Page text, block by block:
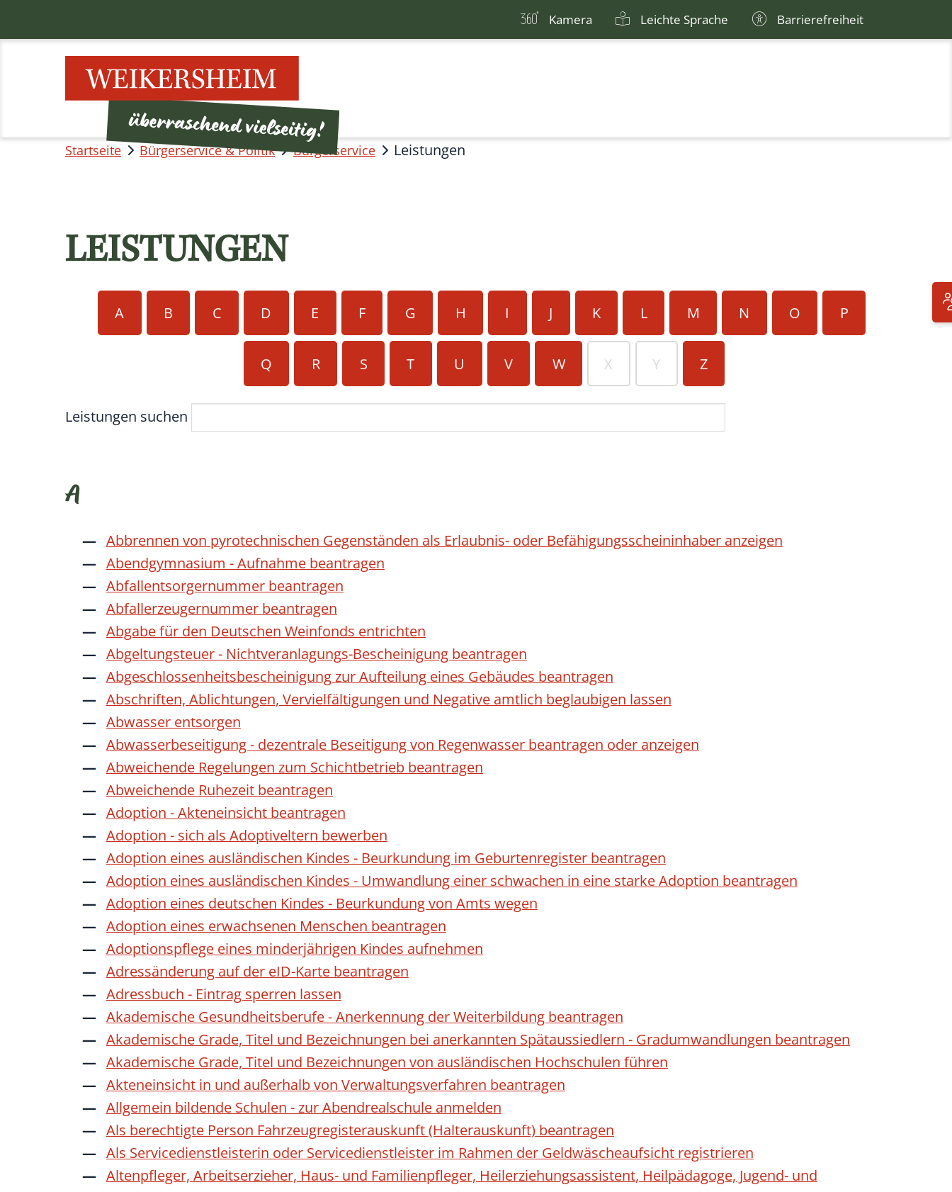
Kamera Leichte Sprache Barrierefreiheit
Startseite Bürgerservice & Politik Bürgerservice Leistungen
LEISTUNGEN
A B C D E F G H I J K L M N O P
Q R S T U V W X Y Z
Leistungen suchen
A
Abbrennen von pyrotechnischen Gegenständen als Erlaubnis- oder Befähigungsscheininhaber anzeigen
Abendgymnasium - Aufnahme beantragen
Abfallentsorgernummer beantragen
Abfallerzeugernummer beantragen
Abgabe für den Deutschen Weinfonds entrichten
Abgeltungsteuer - Nichtveranlagungs-Bescheinigung beantragen
Abgeschlossenheitsbescheinigung zur Aufteilung eines Gebäudes beantragen
Abschriften, Ablichtungen, Vervielfältigungen und Negative amtlich beglaubigen lassen
Abwasser entsorgen
Abwasserbeseitigung - dezentrale Beseitigung von Regenwasser beantragen oder anzeigen
Abweichende Regelungen zum Schichtbetrieb beantragen
Abweichende Ruhezeit beantragen
Adoption - Akteneinsicht beantragen
Adoption - sich als Adoptiveltern bewerben
Adoption eines ausländischen Kindes - Beurkundung im Geburtenregister beantragen
Adoption eines ausländischen Kindes - Umwandlung einer schwachen in eine starke Adoption beantragen
Adoption eines deutschen Kindes - Beurkundung von Amts wegen
Adoption eines erwachsenen Menschen beantragen
Adoptionspflege eines minderjährigen Kindes aufnehmen
Adressänderung auf der eID-Karte beantragen
Adressbuch - Eintrag sperren lassen
Akademische Gesundheitsberufe - Anerkennung der Weiterbildung beantragen
Akademische Grade, Titel und Bezeichnungen bei anerkannten Spätaussiedlern - Gradumwandlungen beantragen
Akademische Grade, Titel und Bezeichnungen von ausländischen Hochschulen führen
Akteneinsicht in und außerhalb von Verwaltungsverfahren beantragen
Allgemein bildende Schulen - zur Abendrealschule anmelden
Als berechtigte Person Fahrzeugregisterauskunft (Halterauskunft) beantragen
Als Servicedienstleisterin oder Servicedienstleister im Rahmen der Geldwäscheaufsicht registrieren
Altenpfleger, Arbeitserzieher, Haus- und Familienpfleger, Heilerziehungsassistent, Heilpädagoge, Jugend- und